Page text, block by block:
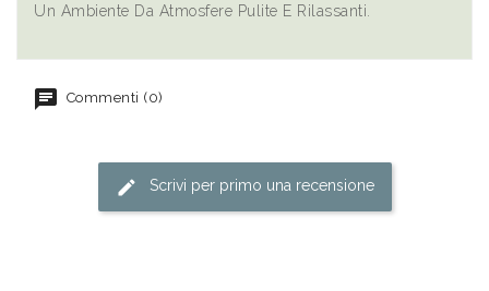
Un Ambiente Da Atmosfere Pulite E Rilassanti.
Commenti (0)
Scrivi per primo una recensione